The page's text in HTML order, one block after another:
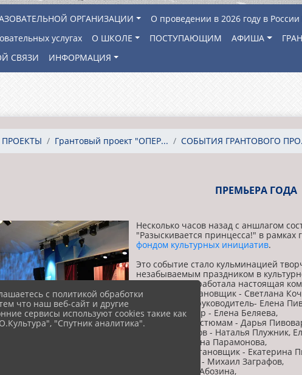
ОРГАНИЗАЦИИ
О проведении в 2026 году в
услугах
О ШКОЛЕ ПОСТУПАЮЩИМ АФИША
СВЯЗИ ИНФОРМАЦИЯ
Грантовый проект "ОПЕР... СОБЫТИЯ ГРАНТОВОГО
ПРЕМЬЕРА ГОДА
Несколько часов назад с аншлагом
"Разыскивается принцесса!" в
фондом культурных инициатив.
Это событие стало кульминацией
незабываемым праздником в
Над проектом работала настоящая
режиссёр-постановщик - Светлана
музыкальный руководитель- Елена
концертмейстер - Елена Беляева,
художник по костюмам - Дарья
пошив костюмов - Наталья Плужник,
видеограф - Анна Парамонова,
хореограф-постановщик - Екатерина
звукорежиссёр - Михаил Заграфов,
свет - Наталья Абозина,
с политикой обработки
что наш веб-сайт и другие
сервисы используют cookies такие как
"Спутник аналитика".